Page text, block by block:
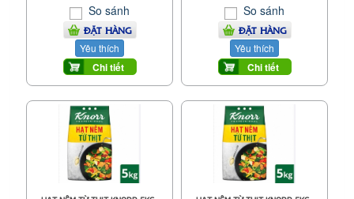
So sánh
ĐẶT HÀNG
Yêu thích
Chi tiết
So sánh
ĐẶT HÀNG
Yêu thích
Chi tiết